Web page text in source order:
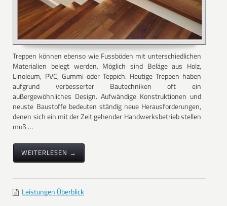
Treppen können ebenso wie Fussböden mit unterschiedlichen
Materialien belegt werden. Möglich sind Beläge aus Holz,
Linoleum, PVC, Gummi oder Teppich. Heutige Treppen haben
aufgrund verbesserter Bautechniken oft ein
außergewöhnliches Design. Aufwändige Konstruktionen und
neuste Baustoffe bedeuten ständig neue Herausforderungen,
denen sich ein mit der Zeit gehender Handwerksbetrieb stellen
muß …
WEITERLESEN →
Leistungen Überblick